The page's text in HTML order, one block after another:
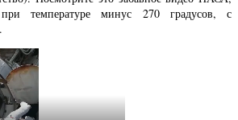
температуре минус 270 градусов, с